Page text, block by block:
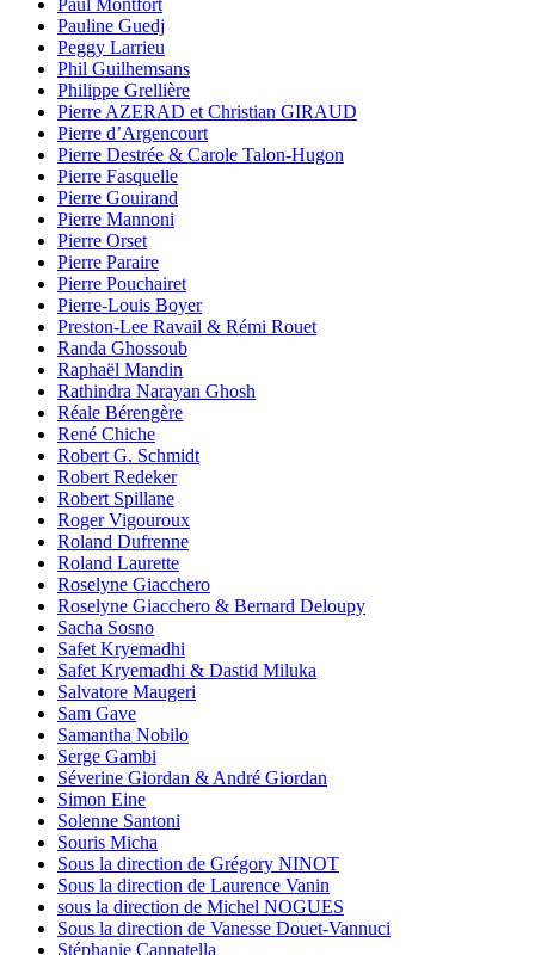
Paul Montfort
Pauline Guedj
Peggy Larrieu
Phil Guilhemsans
Philippe Grellière
Pierre AZERAD et Christian GIRAUD
Pierre d’Argencourt
Pierre Destrée & Carole Talon-Hugon
Pierre Fasquelle
Pierre Gouirand
Pierre Mannoni
Pierre Orset
Pierre Paraire
Pierre Pouchairet
Pierre-Louis Boyer
Preston-Lee Ravail & Rémi Rouet
Randa Ghossoub
Raphaël Mandin
Rathindra Narayan Ghosh
Réale Bérengère
René Chiche
Robert G. Schmidt
Robert Redeker
Robert Spillane
Roger Vigouroux
Roland Dufrenne
Roland Laurette
Roselyne Giacchero
Roselyne Giacchero & Bernard Deloupy
Sacha Sosno
Safet Kryemadhi
Safet Kryemadhi & Dastid Miluka
Salvatore Maugeri
Sam Gave
Samantha Nobilo
Serge Gambi
Séverine Giordan & André Giordan
Simon Eine
Solenne Santoni
Souris Micha
Sous la direction de Grégory NINOT
Sous la direction de Laurence Vanin
sous la direction de Michel NOGUES
Sous la direction de Vanesse Douet-Vannuci
Stéphanie Cannatella